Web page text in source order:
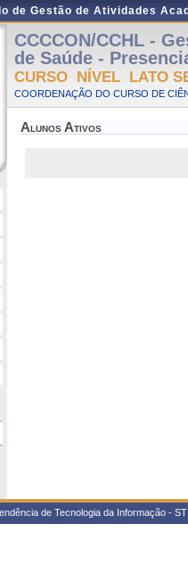
de Gestão de Atividades
CCCCON/CCHL -
de Saúde -
CURSO NÍVEL LATO
COORDENAÇÃO DO CURSO DE
Alunos Ativos
de Tecnologia da Informação -